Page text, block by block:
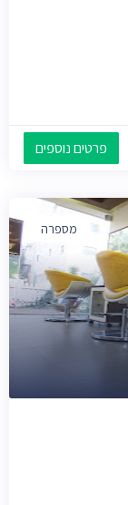
פרטים נוספים
מספרה